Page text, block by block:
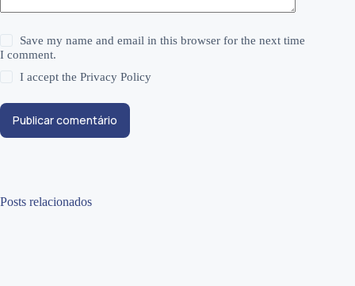
Save my name and email in this browser for the next time
I comment.
I accept thePrivacy Policy
Publicar comentário
Posts relacionados